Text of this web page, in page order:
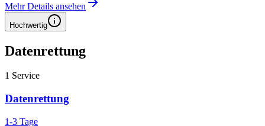
Mehr Details ansehen
Hochwertig
Datenrettung
1 Service
Datenrettung
1-3 Tage